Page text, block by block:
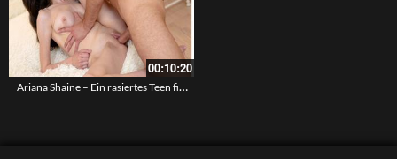
00:10:20
Ariana Shaine – Ein rasiertes Teen fickt mit ihrem Lover an einem verregneten Tag